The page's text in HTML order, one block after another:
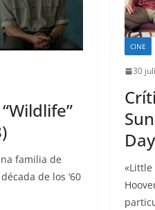
familia de
de los ‘60
CINE
30
«Little